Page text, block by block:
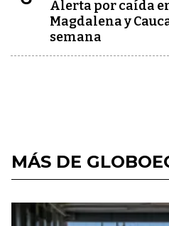
Alerta por caída
Magdalena y
semana
MÁS DE